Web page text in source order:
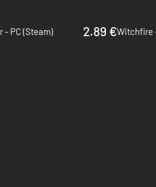
- PC (Steam) 2.89 €Witchfire